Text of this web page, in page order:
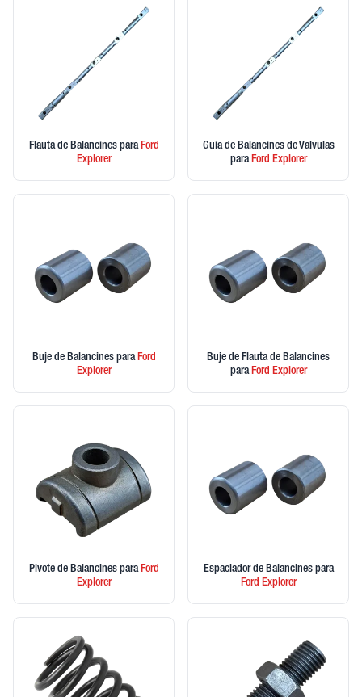
Flauta de Balancines paraFord
Explorer
Guia de Balancines de Valvulas
paraFord Explorer
Buje de Balancines paraFord
Explorer
Buje de Flauta de Balancines
paraFord Explorer
Pivote de Balancines paraFord
Explorer
Espaciador de Balancines para
Ford Explorer